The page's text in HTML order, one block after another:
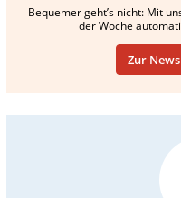
Bequemer geht’s nicht: Mit
der Woche
Zur